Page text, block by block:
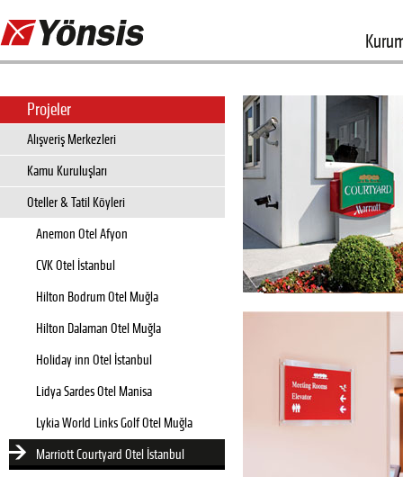
Projeler
Alışveriş Merkezleri
Kamu Kuruluşları
Oteller & Tatil Köyleri
Anemon Otel Afyon
CVK Otel İstanbul
Hilton Bodrum Otel Muğla
Hilton Dalaman Otel Muğla
Holiday inn Otel İstanbul
Lidya Sardes Otel Manisa
Lykia World Links Golf Otel Muğla
Marriott Courtyard Otel İstanbul